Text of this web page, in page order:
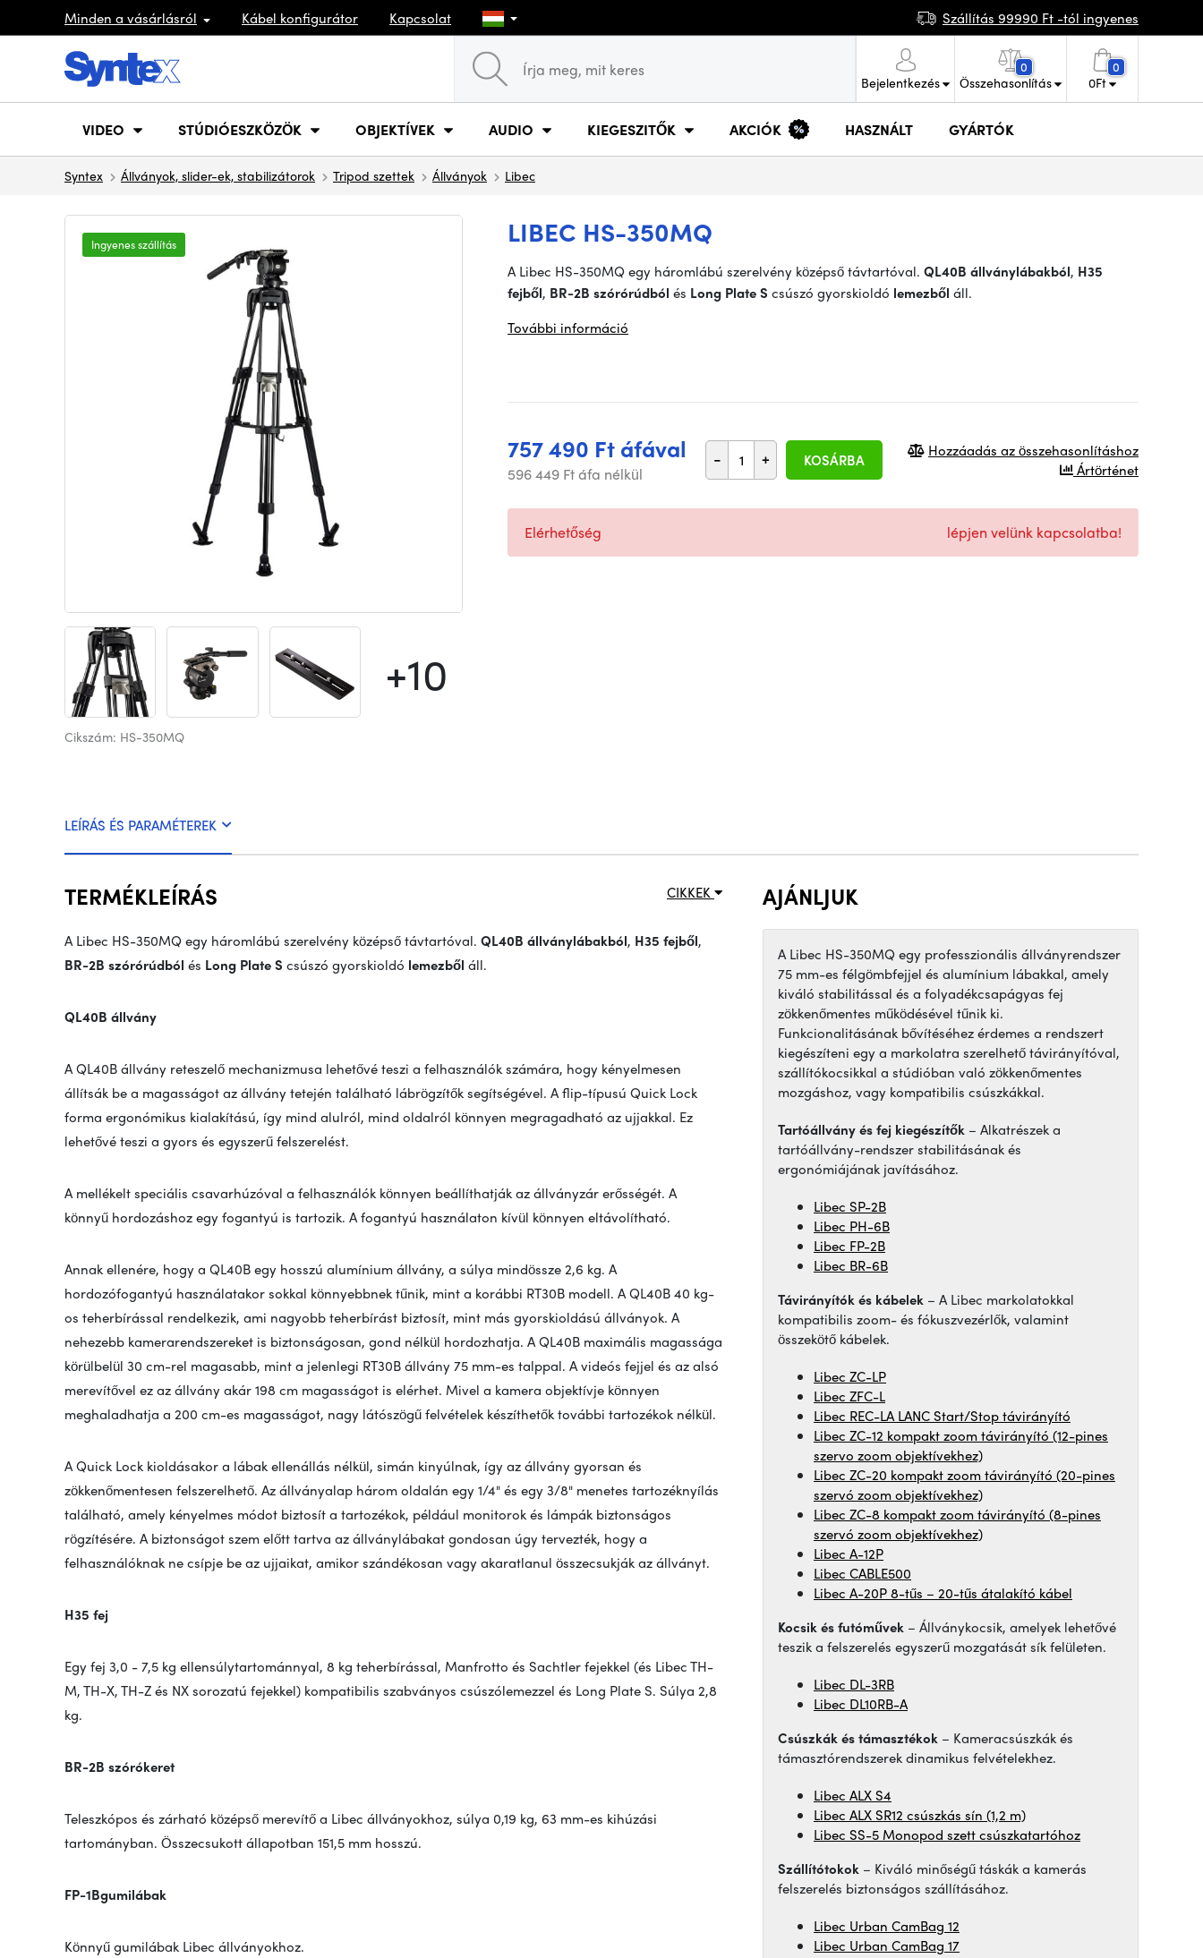
Minden a vásárlásról Kábel konfigurátor Kapcsolat Szállítás 99990 Ft -tól ingyenes
Bejelentkezés
0
Összehasonlítás
0
0Ft
VIDEO STÚDIÓESZKÖZÖK OBJEKTÍVEK AUDIO KIEGESZITŐK AKCIÓK HASZNÁLT GYÁRTÓK
Syntex Állványok, slider-ek, stabilizátorok Tripod szettek Állványok Libec
LIBEC HS-350MQ
+10
Ingyenes szállítás
Cikszám: HS-350MQ
A Libec HS-350MQ egy háromlábú szerelvény középső távtartóval. QL40B állványlábakból, H35
fejből, BR-2B szórórúdból és Long Plate S csúszó gyorskioldó lemezből áll.
További információ
757 490 Ft áfával
596 449 Ft áfa nélkül
- + KOSÁRBA
Hozzáadás az összehasonlításhoz
Ártörténet
Elérhetőség lépjen velünk kapcsolatba!
LEÍRÁS ÉS PARAMÉTEREK
CIKKEK
TERMÉKLEÍRÁS
A Libec HS-350MQ egy háromlábú szerelvény középső távtartóval. QL40B állványlábakból, H35 fejből,
BR-2B szórórúdból és Long Plate S csúszó gyorskioldó lemezből áll.
QL40B állvány
A QL40B állvány reteszelő mechanizmusa lehetővé teszi a felhasználók számára, hogy kényelmesen
állítsák be a magasságot az állvány tetején található lábrögzítők segítségével. A flip-típusú Quick Lock
forma ergonómikus kialakítású, így mind alulról, mind oldalról könnyen megragadható az ujjakkal. Ez
lehetővé teszi a gyors és egyszerű felszerelést.
A mellékelt speciális csavarhúzóval a felhasználók könnyen beállíthatják az állványzár erősségét. A
könnyű hordozáshoz egy fogantyú is tartozik. A fogantyú használaton kívül könnyen eltávolítható.
Annak ellenére, hogy a QL40B egy hosszú alumínium állvány, a súlya mindössze 2,6 kg. A
hordozófogantyú használatakor sokkal könnyebbnek tűnik, mint a korábbi RT30B modell. A QL40B 40 kg-
os teherbírással rendelkezik, ami nagyobb teherbírást biztosít, mint más gyorskioldású állványok. A
nehezebb kamerarendszereket is biztonságosan, gond nélkül hordozhatja. A QL40B maximális magassága
körülbelül 30 cm-rel magasabb, mint a jelenlegi RT30B állvány 75 mm-es talppal. A videós fejjel és az alsó
merevítővel ez az állvány akár 198 cm magasságot is elérhet. Mivel a kamera objektívje könnyen
meghaladhatja a 200 cm-es magasságot, nagy látószögű felvételek készíthetők további tartozékok nélkül.
A Quick Lock kioldásakor a lábak ellenállás nélkül, simán kinyúlnak, így az állvány gyorsan és
zökkenőmentesen felszerelhető. Az állványalap három oldalán egy 1/4" és egy 3/8" menetes tartozéknyílás
található, amely kényelmes módot biztosít a tartozékok, például monitorok és lámpák biztonságos
rögzítésére. A biztonságot szem előtt tartva az állványlábakat gondosan úgy tervezték, hogy a
felhasználóknak ne csípje be az ujjaikat, amikor szándékosan vagy akaratlanul összecsukják az állványt.
H35 fej
Egy fej 3,0 - 7,5 kg ellensúlytartománnyal, 8 kg teherbírással, Manfrotto és Sachtler fejekkel (és Libec TH-
M, TH-X, TH-Z és NX sorozatú fejekkel) kompatibilis szabványos csúszólemezzel és Long Plate S. Súlya 2,8
kg.
BR-2B szórókeret
Teleszkópos és zárható középső merevítő a Libec állványokhoz, súlya 0,19 kg, 63 mm-es kihúzási
tartományban. Összecsukott állapotban 151,5 mm hosszú.
FP-1Bgumilábak
Könnyű gumilábak Libec állványokhoz.
AJÁNLJUK
A Libec HS-350MQ egy professzionális állványrendszer
75 mm-es félgömbfejjel és alumínium lábakkal, amely
kiváló stabilitással és a folyadékcsapágyas fej
zökkenőmentes működésével tűnik ki.
Funkcionalitásának bővítéséhez érdemes a rendszert
kiegészíteni egy a markolatra szerelhető távirányítóval,
szállítókocsikkal a stúdióban való zökkenőmentes
mozgáshoz, vagy kompatibilis csúszkákkal.
Tartóállvány és fej kiegészítők – Alkatrészek a
tartóállvány-rendszer stabilitásának és
ergonómiájának javításához.
Libec SP-2B
Libec PH-6B
Libec FP-2B
Libec BR-6B
Távirányítók és kábelek – A Libec markolatokkal
kompatibilis zoom- és fókuszvezérlők, valamint
összekötő kábelek.
Libec ZC-LP
Libec ZFC-L
Libec REC-LA LANC Start/Stop távirányító
Libec ZC-12 kompakt zoom távirányító (12-pines
szervo zoom objektívekhez)
Libec ZC-20 kompakt zoom távirányító (20-pines
szervó zoom objektívekhez)
Libec ZC-8 kompakt zoom távirányító (8-pines
szervó zoom objektívekhez)
Libec A-12P
Libec CABLE500
Libec A-20P 8-tűs – 20-tűs átalakító kábel
Kocsik és futóművek – Állványkocsik, amelyek lehetővé
teszik a felszerelés egyszerű mozgatását sík felületen.
Libec DL-3RB
Libec DL10RB-A
Csúszkák és támasztékok – Kameracsúszkák és
támasztórendszerek dinamikus felvételekhez.
Libec ALX S4
Libec ALX SR12 csúszkás sín (1,2 m)
Libec SS-5 Monopod szett csúszkatartóhoz
Szállítótokok – Kiváló minőségű táskák a kamerás
felszerelés biztonságos szállításához.
Libec Urban CamBag 12
Libec Urban CamBag 17